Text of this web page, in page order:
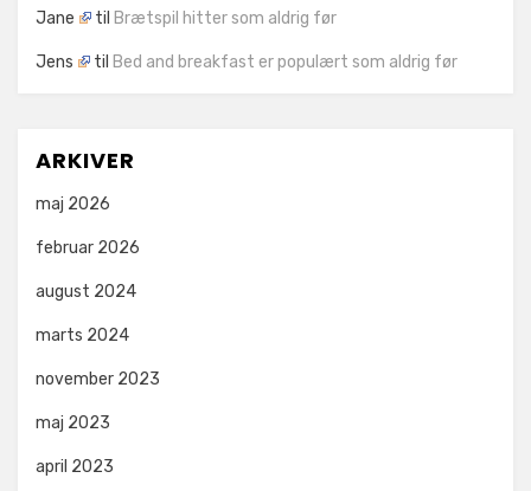
Jane til Brætspil hitter som aldrig før
Jens til Bed and breakfast er populært som aldrig før
ARKIVER
maj 2026
februar 2026
august 2024
marts 2024
november 2023
maj 2023
april 2023